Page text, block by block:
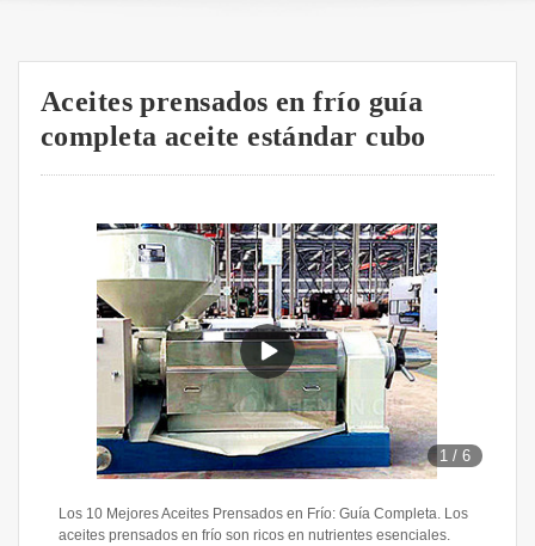
Aceites prensados en frío guía
completa aceite estándar cubo
1 /6
Los 10 Mejores Aceites Prensados en Frío: Guía Completa. Los
aceites prensados en frío son ricos en nutrientes esenciales.